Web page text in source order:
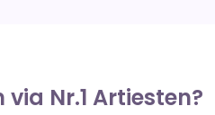
Nr.1 Artiesten?